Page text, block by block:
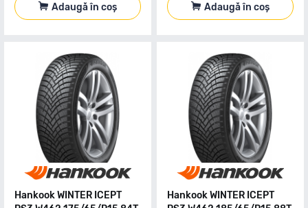
Adaugă în coș Adaugă în coș
Hankook WINTER ICEPT
Hankook WINTER ICEPT